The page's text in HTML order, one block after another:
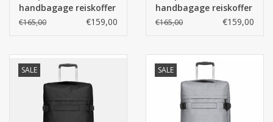
handbagage reiskoffer
- Black
€165,00 €159,00
handbagage reiskoffer
- Ultra Marine
€165,00 €159,00
SALE SALE